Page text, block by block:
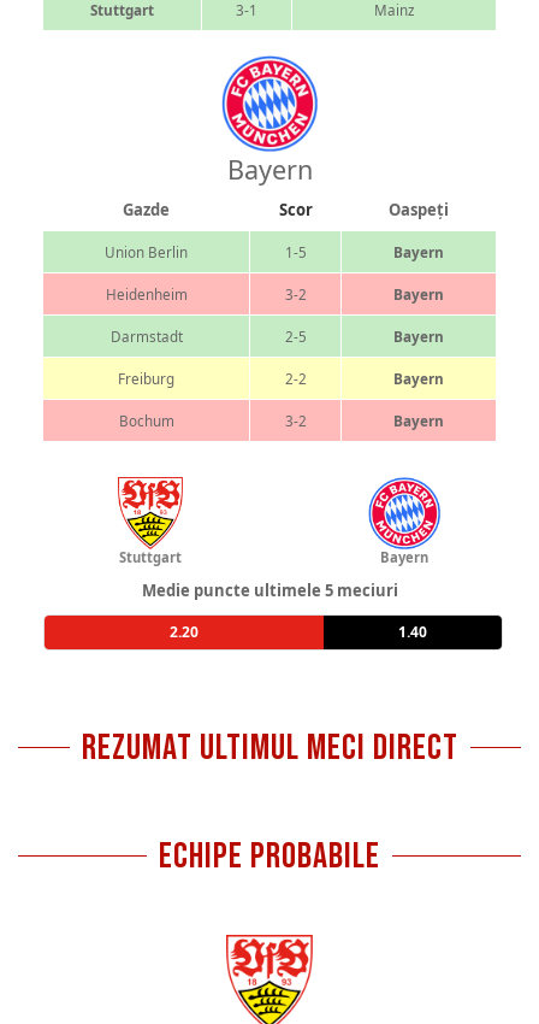
Stuttgart 3-1 Mainz
Bayern
Gazde Scor Oaspeți
Union Berlin 1-5 Bayern
Heidenheim 3-2 Bayern
Darmstadt 2-5 Bayern
Freiburg 2-2 Bayern
Bochum 3-2 Bayern
Stuttgart Bayern
Medie puncte ultimele 5 meciuri
2.20 1.40
REZUMAT ULTIMUL MECI DIRECT
ECHIPE PROBABILE